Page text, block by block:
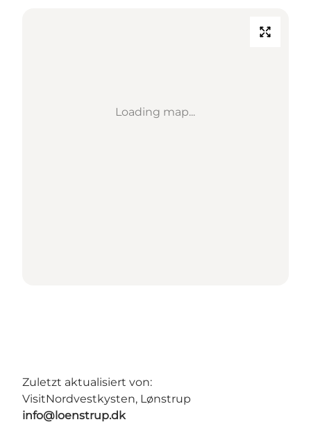
Loading map...
Zuletzt aktualisiert von:
VisitNordvestkysten, Lønstrup
info@loenstrup.dk